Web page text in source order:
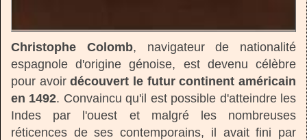
Christophe Colomb, navigateur de nationalité
espagnole d'origine génoise, est devenu célèbre
pour avoirdécouvert le futur continent américain
en 1492. Convaincu qu'il est possible d'atteindre les
Indes par l'ouest et malgré les nombreuses
réticences de ses contemporains, il avait fini par